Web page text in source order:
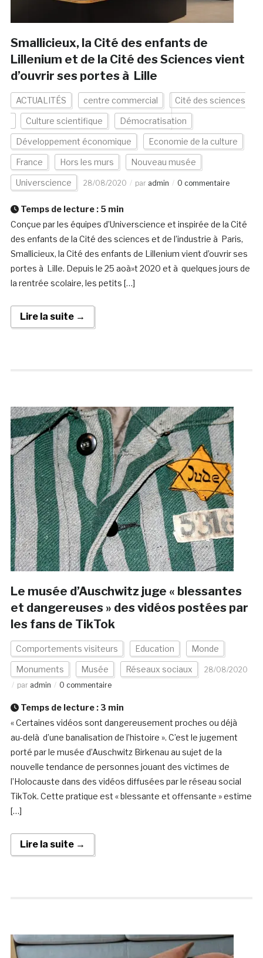
Smallicieux, la Cité des enfants de
Lillenium et de la Cité des Sciences vient
d’ouvrir ses portes à Lille
ACTUALITÉS centre commercial Cité des sciences
Culture scientifique Démocratisation
Développement économique Economie de la culture
France Hors les murs Nouveau musée
Universcience 28/08/2020 par admin 0 commentaire
Temps de lecture : 5 min
Conçue par les équipes d’Universcience et inspirée de la Cité
des enfants de la Cité des sciences et de l’industrie à Paris,
Smallicieux, la Cité des enfants de Lillenium vient d’ouvrir ses
portes à Lille. Depuis le 25 aoà»t 2020 et à quelques jours de
la rentrée scolaire, les petits […]
Lire la suite →
Le musée d’Auschwitz juge « blessantes
et dangereuses » des vidéos postées par
les fans de TikTok
Comportements visiteurs Education Monde
Monuments Musée Réseaux sociaux
28/08/2020
par admin 0 commentaire
Temps de lecture : 3 min
« Certaines vidéos sont dangereusement proches ou déjà
au-delà d’une banalisation de l’histoire ». C’est le jugement
porté par le musée d’Auschwitz Birkenau au sujet de la
nouvelle tendance de personnes jouant des victimes de
l’Holocauste dans des vidéos diffusées par le réseau social
TikTok. Cette pratique est « blessante et offensante » estime
[…]
Lire la suite →